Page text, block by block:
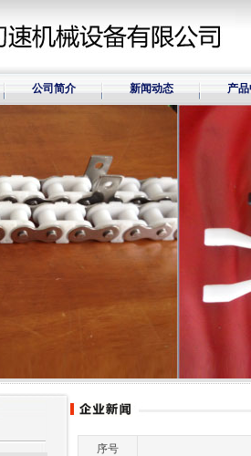
公司简介 新闻动态 产
序号